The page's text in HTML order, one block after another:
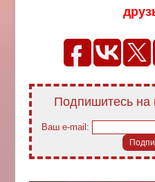
Подпишитесь на
Ваш e-mail: